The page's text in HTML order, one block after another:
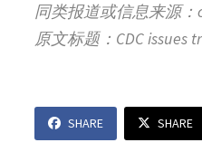
同类报道或信息来源：
原文标题：CDC issues
SHARE SHARE